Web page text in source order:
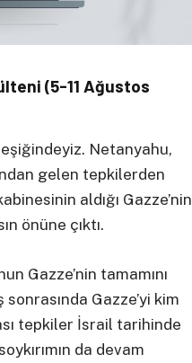
(5-11 Ağustos
Netanyahu,
gelen tepkilerden
aldığı Gazze’nin
önüne çıktı.
Gazze’nin tamamını
Gazze’yi kim
tepkiler İsrail tarihinde
da devam